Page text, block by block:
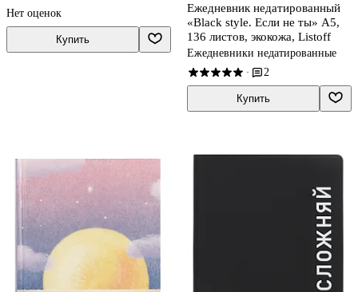
Нет оценок
Купить
Ежедневник недатированный
«Black style. Еcли не ты» А5,
136 листов, экокожа, Listoff
Ежедневники недатированные
· 2
Купить